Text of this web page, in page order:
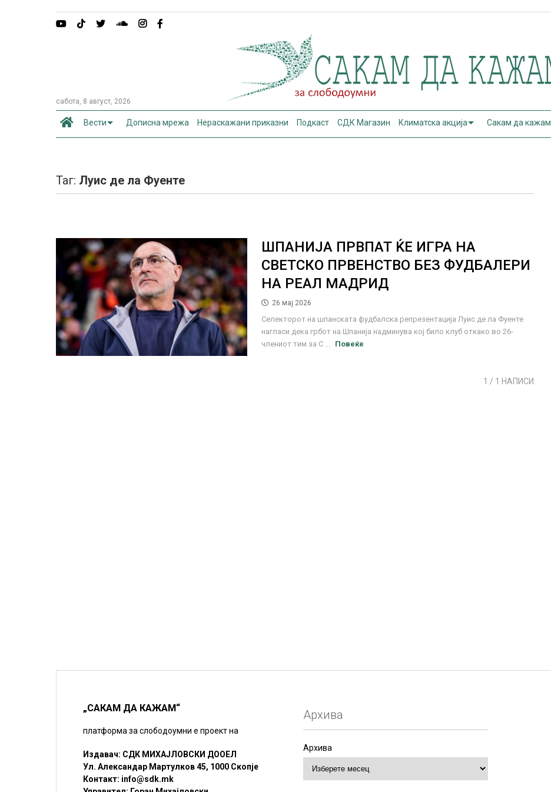
сабота, 8 август, 2026
Вести Дописна мрежа Нераскажани приказни Подкаст СДК Магазин Климатска акција Сакам да кажам
Таг: Луис де ла Фуенте
ШПАНИЈА ПРВПАТ ЌЕ ИГРА НА
СВЕТСКО ПРВЕНСТВО БЕЗ ФУДБАЛЕРИ
НА РЕАЛ МАДРИД
26 мај 2026
Селекторот на шпанската фудбалска репрезентација Луис де ла Фуенте
нагласи дека грбот на Шпанија надминува кој било клуб откако во 26-
члениот тим за С ...
Повеќе
1 / 1 НАПИСИ
„САКАМ ДА КАЖАМ“
платформа за слободоумни е проект на
Издавач: СДК МИХАЈЛОВСКИ ДООЕЛ
Ул. Александар Мартулков 45, 1000 Скопје
Контакт: info@sdk.mk
Архива
Архива